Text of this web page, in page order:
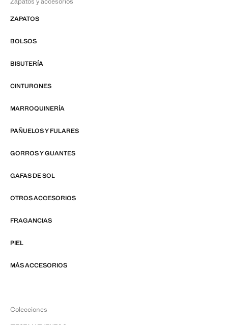
ZAPATOS
BOLSOS
BISUTERÍA
CINTURONES
MARROQUINERÍA
PAÑUELOS Y FULARES
GORROS Y GUANTES
GAFAS DE SOL
OTROS ACCESORIOS
FRAGANCIAS
PIEL
MÁS ACCESORIOS
Colecciones